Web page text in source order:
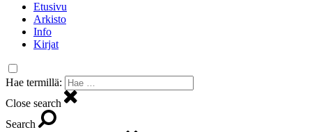
Etusivu
Arkisto
Info
Kirjat
Hae termillä:
Close search
Search